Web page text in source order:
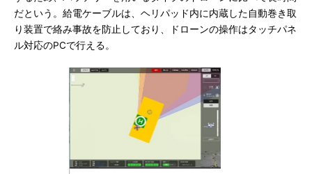
だという。給電ケーブルは、ヘリパッド内に内蔵した自動巻き取
り装置で絡み事故を防止しており、ドローンの操作はタッチパネ
ル対応のPCで行える。